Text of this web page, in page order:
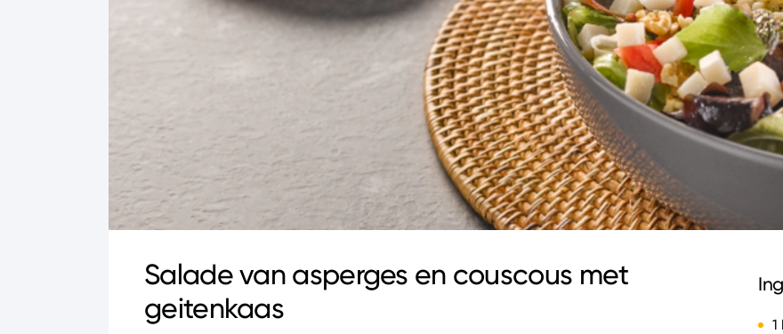
Salade van asperges en couscous met
geitenkaas
1